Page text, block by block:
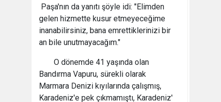
Paşa'nın da yanıtı şöyle idi: "Elimden
gelen hizmette kusur etmeyeceğime
inanabilirsiniz, bana emrettiklerinizi bir
an bile unutmayacağım."
O dönemde 41 yaşında olan
Bandırma Vapuru, sürekli olarak
Marmara Denizi kıyılarında çalışmış,
Karadeniz'e pek çıkmamıştı, Karadeniz'